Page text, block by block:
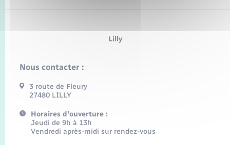
Lilly
Nous contacter :
3 route de Fleury
27480 LILLY
Horaires d'ouverture :
Jeudi de 9h à 13h
Vendredi après-midi sur rendez-vous